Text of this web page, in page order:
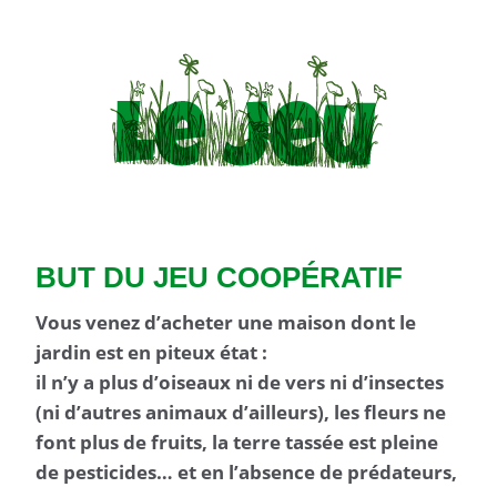
BUT DU JEU COOPÉRATIF
Vous venez d’acheter une maison dont le
jardin est en piteux état :
il n’y a plus d’oiseaux ni de vers ni d’insectes
(ni d’autres animaux d’ailleurs), les fleurs ne
font plus de fruits, la terre tassée est pleine
de pesticides… et en l’absence de prédateurs,